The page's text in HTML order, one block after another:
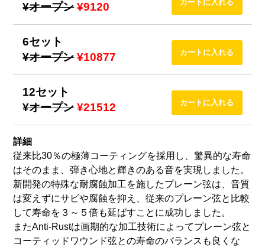
¥オープン ¥9120
6セット
¥オープン ¥10877
12セット
¥オープン ¥21512
詳細
従来比30％の極薄コーティングを採用し、驚異的な寿命
はそのまま、弾き心地と輝きのある音を実現しました。
新開発の特殊な耐腐蝕加工を施したプレーン弦は、音質
は変えずにサビや腐蝕を抑え、従来のプレーン弦と比較
して寿命を３～５倍も延ばすことに成功しました。
またAnti-Rustは画期的な加工技術によってプレーン弦と
コーティッドワウンド弦との寿命のバランスも良くな